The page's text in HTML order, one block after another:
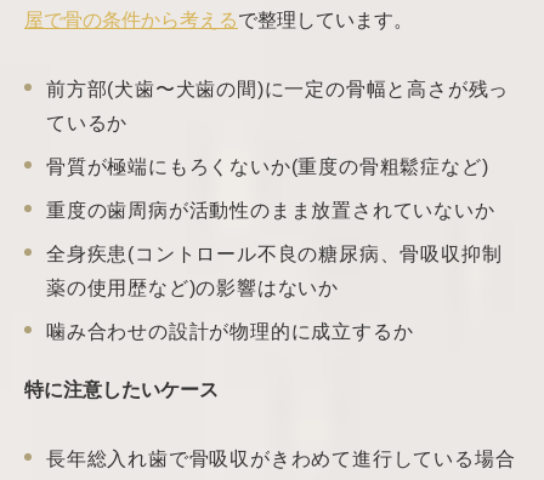
屋で骨の条件から考えるで整理しています。
前方部(犬歯〜犬歯の間)に一定の骨幅と高さが残っ
ているか
骨質が極端にもろくないか(重度の骨粗鬆症など)
重度の歯周病が活動性のまま放置されていないか
全身疾患(コントロール不良の糖尿病、骨吸収抑制
薬の使用歴など)の影響はないか
噛み合わせの設計が物理的に成立するか
特に注意したいケース
長年総入れ歯で骨吸収がきわめて進行している場合